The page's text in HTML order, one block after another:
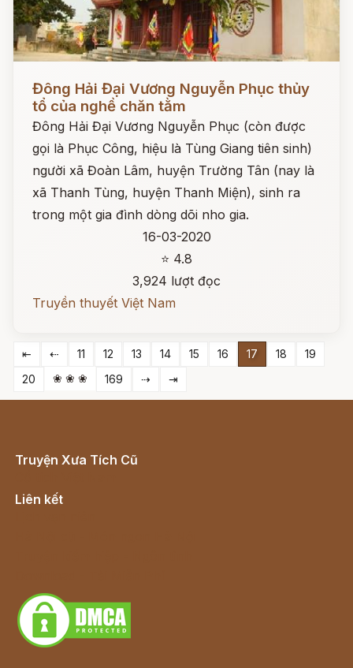
Đông Hải Đại Vương Nguyễn Phục thủy
tổ của nghề chăn tằm
Đông Hải Đại Vương Nguyễn Phục (còn được
gọi là Phục Công, hiệu là Tùng Giang tiên sinh)
người xã Đoàn Lâm, huyện Trường Tân (nay là
xã Thanh Tùng, huyện Thanh Miện), sinh ra
trong một gia đình dòng dõi nho gia.
16-03-2020
⭐ 4.8
3,924 lượt đọc
Truyền thuyết Việt Nam
⇤ ⇠ 11 12 13 14 15 16 17 18
19
20
❀ ❀ ❀ 169 ⇢ ⇥
Truyện Xưa Tích Cũ
Liên kết